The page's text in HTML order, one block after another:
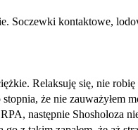
Soczewki kontaktowe,
Relaksuję się, nie
że nie zauważyłem
następnie Shosholoza